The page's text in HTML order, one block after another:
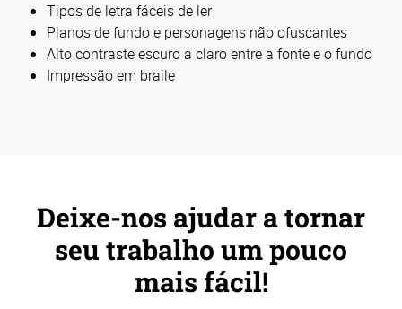
Tipos de letra fáceis de ler
Planos de fundo e personagens não ofuscantes
Alto contraste escuro a claro entre a fonte e o fundo
Impressão em braile
Deixe-nos ajudar a tornar
seu trabalho um pouco
mais fácil!